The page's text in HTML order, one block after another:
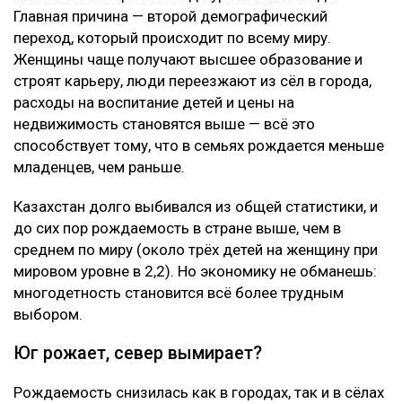
Главная причина — второй демографический
переход, который происходит по всему миру.
Женщины чаще получают высшее образование и
строят карьеру, люди переезжают из сёл в города,
расходы на воспитание детей и цены на
недвижимость становятся выше — всё это
способствует тому, что в семьях рождается меньше
младенцев, чем раньше.
Казахстан долго выбивался из общей статистики, и
до сих пор рождаемость в стране выше, чем в
среднем по миру (около трёх детей на женщину при
мировом уровне в 2,2). Но экономику не обманешь:
многодетность становится всё более трудным
выбором.
Юг рожает, север вымирает?
Рождаемость снизилась как в городах, так и в сёлах